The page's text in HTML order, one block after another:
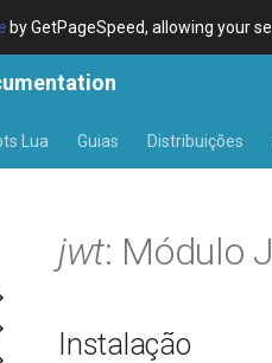
by GetPageSpeed, allowing your
Lua Guias Distribuições
jwt: Módulo
Instalação